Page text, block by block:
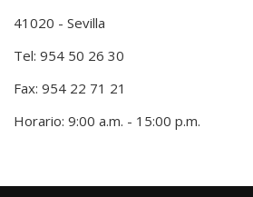
41020 - Sevilla
Tel: 954 50 26 30
Fax: 954 22 71 21
Horario: 9:00 a.m. - 15:00 p.m.